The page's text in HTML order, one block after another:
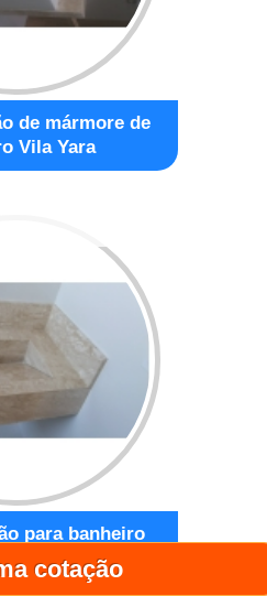
cotação
de mármore de
Vila Yara
para banheiro
São Paulo